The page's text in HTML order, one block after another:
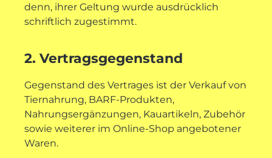
denn, ihrer Geltung wurde ausdrücklich
schriftlich zugestimmt.
2. Vertragsgegenstand
Gegenstand des Vertrages ist der Verkauf von
Tiernahrung, BARF-Produkten,
Nahrungsergänzungen, Kauartikeln, Zubehör
sowie weiterer im Online-Shop angebotener
Waren.